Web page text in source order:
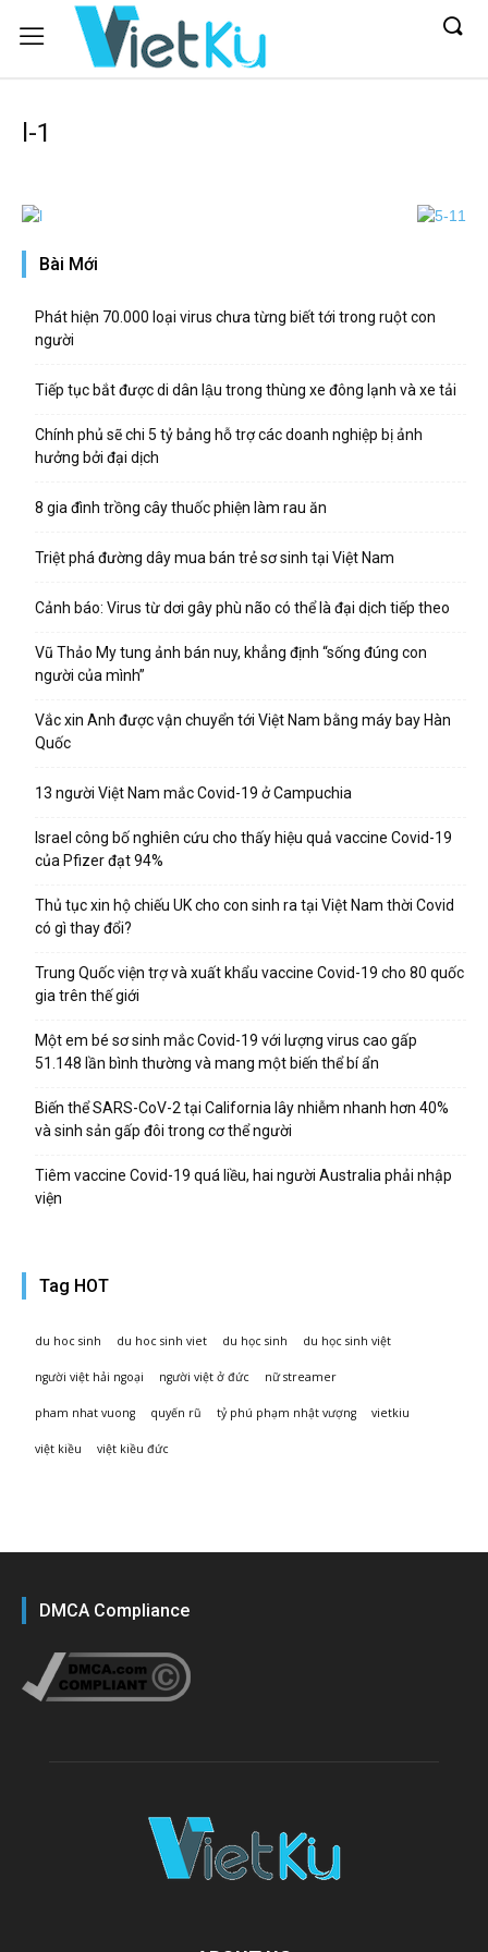
l-1
Bài Mới
Phát hiện 70.000 loại virus chưa từng biết tới trong ruột con
người
Tiếp tục bắt được di dân lậu trong thùng xe đông lạnh và xe tải
Chính phủ sẽ chi 5 tỷ bảng hỗ trợ các doanh nghiệp bị ảnh
hưởng bởi đại dịch
8 gia đình trồng cây thuốc phiện làm rau ăn
Triệt phá đường dây mua bán trẻ sơ sinh tại Việt Nam
Cảnh báo: Virus từ dơi gây phù não có thể là đại dịch tiếp theo
Vũ Thảo My tung ảnh bán nuy, khẳng định “sống đúng con
người của mình”
Vắc xin Anh được vận chuyển tới Việt Nam bằng máy bay Hàn
Quốc
13 người Việt Nam mắc Covid-19 ở Campuchia
Israel công bố nghiên cứu cho thấy hiệu quả vaccine Covid-19
của Pfizer đạt 94%
Thủ tục xin hộ chiếu UK cho con sinh ra tại Việt Nam thời Covid
có gì thay đổi?
Trung Quốc viện trợ và xuất khẩu vaccine Covid-19 cho 80 quốc
gia trên thế giới
Một em bé sơ sinh mắc Covid-19 với lượng virus cao gấp
51.148 lần bình thường và mang một biến thể bí ẩn
Biến thể SARS-CoV-2 tại California lây nhiễm nhanh hơn 40%
và sinh sản gấp đôi trong cơ thể người
Tiêm vaccine Covid-19 quá liều, hai người Australia phải nhập
viện
Tag HOT
du hoc sinh du hoc sinh viet du học sinh du học sinh việt
người việt hải ngoại người việt ở đức nữ streamer
pham nhat vuong quyến rũ tỷ phú phạm nhật vượng vietkiu
việt kiều việt kiều đức
DMCA Compliance